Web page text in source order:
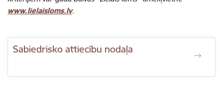
www.lielaisloms.lv.
Sabiedrisko attiecību nodaļa